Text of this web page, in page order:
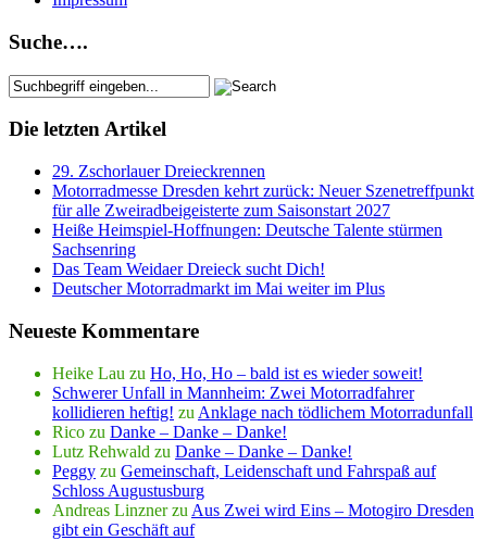
Suche….
Die letzten Artikel
29. Zschorlauer Dreieckrennen
Motorradmesse Dresden kehrt zurück: Neuer Szenetreffpunkt
für alle Zweiradbeigeisterte zum Saisonstart 2027
Heiße Heimspiel-Hoffnungen: Deutsche Talente stürmen
Sachsenring
Das Team Weidaer Dreieck sucht Dich!
Deutscher Motorradmarkt im Mai weiter im Plus
Neueste Kommentare
Heike Lau zu Ho, Ho, Ho – bald ist es wieder soweit!
Schwerer Unfall in Mannheim: Zwei Motorradfahrer
kollidieren heftig! zu Anklage nach tödlichem Motorradunfall
Rico zu Danke – Danke – Danke!
Lutz Rehwald zu Danke – Danke – Danke!
Peggy zu Gemeinschaft, Leidenschaft und Fahrspaß auf
Schloss Augustusburg
Andreas Linznerzu Aus Zwei wird Eins – Motogiro Dresden
gibt ein Geschäft auf